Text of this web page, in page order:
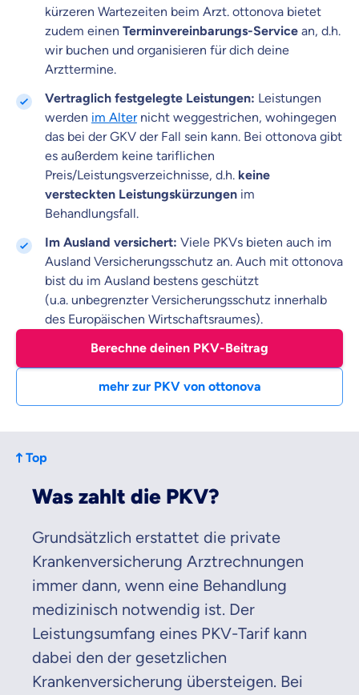
kürzeren Wartezeiten beim Arzt. ottonova bietet
zudem einen Terminvereinbarungs-Service an, d.h.
wir buchen und organisieren für dich deine
Arzttermine.
Vertraglich festgelegte Leistungen: Leistungen
werden im Alternicht weggestrichen, wohingegen
das bei der GKV der Fall sein kann. Bei ottonova gibt
es außerdem keine tariflichen
Preis/Leistungsverzeichnisse, d.h. keine
versteckten Leistungskürzungen im
Behandlungsfall.
Im Ausland versichert: Viele PKVs bieten auch im
Ausland Versicherungsschutz an. Auch mit ottonova
bist du im Ausland bestens geschützt
(u.a. unbegrenzter Versicherungsschutz innerhalb
des Europäischen Wirtschaftsraumes).
Berechne deinen PKV-Beitrag
mehr zur PKV von ottonova
Top
Was zahlt die PKV?
Grundsätzlich erstattet die private
Krankenversicherung Arztrechnungen
immer dann, wenn eine Behandlung
medizinisch notwendig ist. Der
Leistungsumfang eines PKV-Tarif kann
dabei den der gesetzlichen
Krankenversicherung übersteigen. Bei